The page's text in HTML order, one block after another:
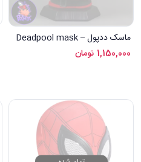
ماسک ددپول – Deadpool mask
1,150,000 تومان